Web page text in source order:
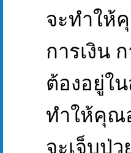
จะทำให้
การเงิน
ต้องอยู่ใ
ทำให้คุณ
จะเจ็บป่